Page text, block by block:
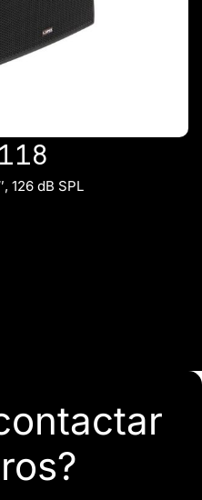
126 dB SPL